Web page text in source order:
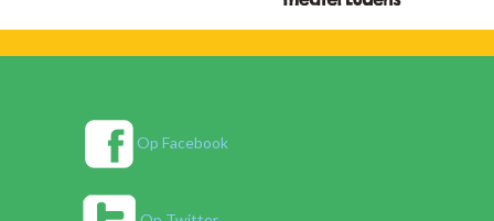
Op Facebook